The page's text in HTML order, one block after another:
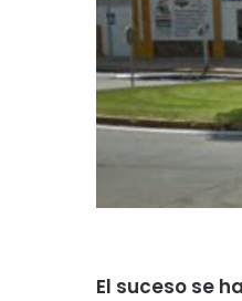
El suceso se